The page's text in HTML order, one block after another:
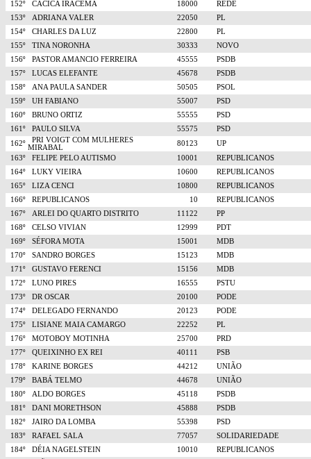
152º CACICA IRACEMA 18000
REDE
153º
ADRIANA VALER 22050
PL
154º
CHARLES DA LUZ 22800
PL
155º
TINA NORONHA 30333
NOVO
156º
PASTOR AMANCIO FERREIRA 45555
PSDB
157º
LUCAS ELEFANTE 45678
PSDB
158º
ANA PAULA SANDER 50505
PSOL
159º
UH FABIANO 55007
PSD
160º
BRUNO ORTIZ 55555
PSD
161º
PAULO SILVA 55575
PSD
162º
PRI VOIGT COM MULHERES
MIRABAL
80123
UP
163º
FELIPE PELO AUTISMO 10001
REPUBLICANOS
164º
LUKY VIEIRA 10600
REPUBLICANOS
165º
LIZA CENCI 10800
REPUBLICANOS
166º
REPUBLICANOS 10
REPUBLICANOS
167º
ARLEI DO QUARTO DISTRITO 11122
PP
168º
CELSO VIVIAN 12999
PDT
169º
SÉFORA MOTA 15001
MDB
170º
SANDRO BORGES 15123
MDB
171º
GUSTAVO FERENCI 15156
MDB
172º
LUNO PIRES 16555
PSTU
173º
DR OSCAR 20100
PODE
174º
DELEGADO FERNANDO 20123
PODE
175º
LISIANE MAIA CAMARGO 22252
PL
176º
MOTOBOY MOTINHA 25700
PRD
177º
QUEIXINHO EX REI 40111
PSB
178º
KARINE BORGES 44212
UNIÃO
179º
BABÁ TELMO 44678
UNIÃO
180º
ALDO BORGES 45118
PSDB
181º
DANI MORETHSON 45888
PSDB
182º
JAIRO DA LOMBA 55398
PSD
183º
RAFAEL SALA 77057
SOLIDARIEDADE
184º
DÉIA NAGELSTEIN 10010
REPUBLICANOS